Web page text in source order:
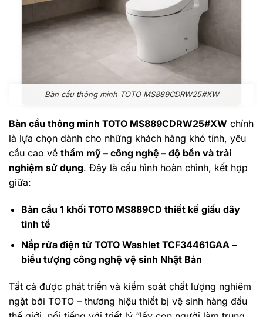
Bàn cầu thông minh TOTO MS889CDRW25#XW
Bàn cầu thông minh TOTO MS889CDRW25#XW chính
là lựa chọn dành cho những khách hàng khó tính, yêu
cầu cao về thẩm mỹ – công nghệ – độ bền và trải
nghiệm sử dụng. Đây là cấu hình hoàn chỉnh, kết hợp
giữa:
Bàn cầu 1 khối TOTO MS889CD thiết kế giấu dây
tinh tế
Nắp rửa điện tử TOTO Washlet TCF34461GAA –
biểu tượng công nghệ vệ sinh Nhật Bản
Tất cả được phát triển và kiểm soát chất lượng nghiêm
ngặt bởi TOTO – thương hiệu thiết bị vệ sinh hàng đầu